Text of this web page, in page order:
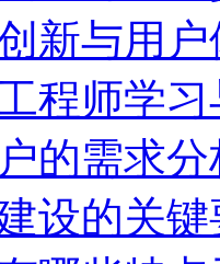
新与用
程师学
的需求
设的关